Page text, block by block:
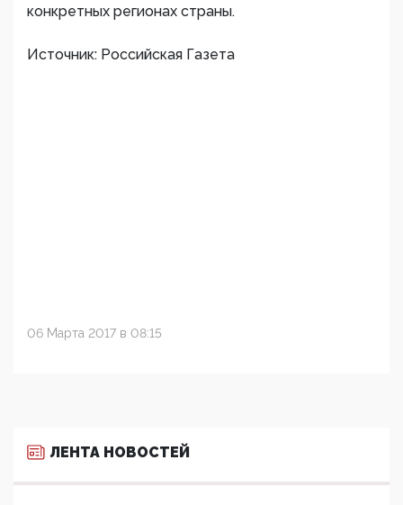
конкретных регионах страны.
Источник: Российская Газета
06 Марта 2017 в 08:15
ЛЕНТА НОВОСТЕЙ